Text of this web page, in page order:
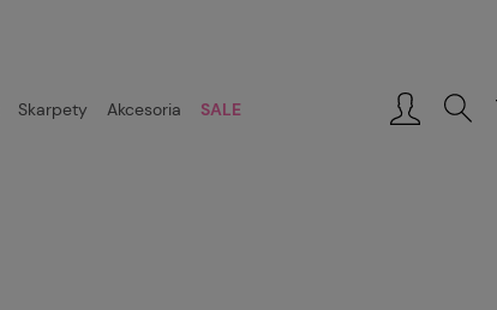
Skarpety Akcesoria SALE